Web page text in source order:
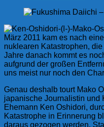
März 2011 kam es nach
nuklearen Katastrophen,
Jahre danach kommt es
aufgrund der großen
uns meist nur noch den
Genau deshalb tourt Mako
japanische Journalistin und
Ehemann Ken Oshidori,
Katastrophe in Erinnerung
daraus gezogen werden.